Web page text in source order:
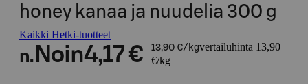
honey kanaa ja nuudelia 300 g
Kaikki Hetki-tuotteet
n. Noin4,17 € 13,90 €/kgvertailuhinta 13,90
€/kg